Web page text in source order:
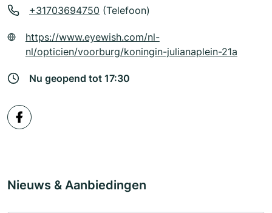
+31703694750 (Telefoon)
https://www.eyewish.com/nl-
nl/opticien/voorburg/koningin-julianaplein-21a
Nu geopend tot 17:30
Nieuws & Aanbiedingen